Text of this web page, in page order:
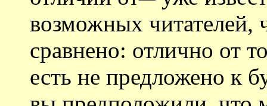
возможных читателей,
сравнено: отлично от
есть не предложено к